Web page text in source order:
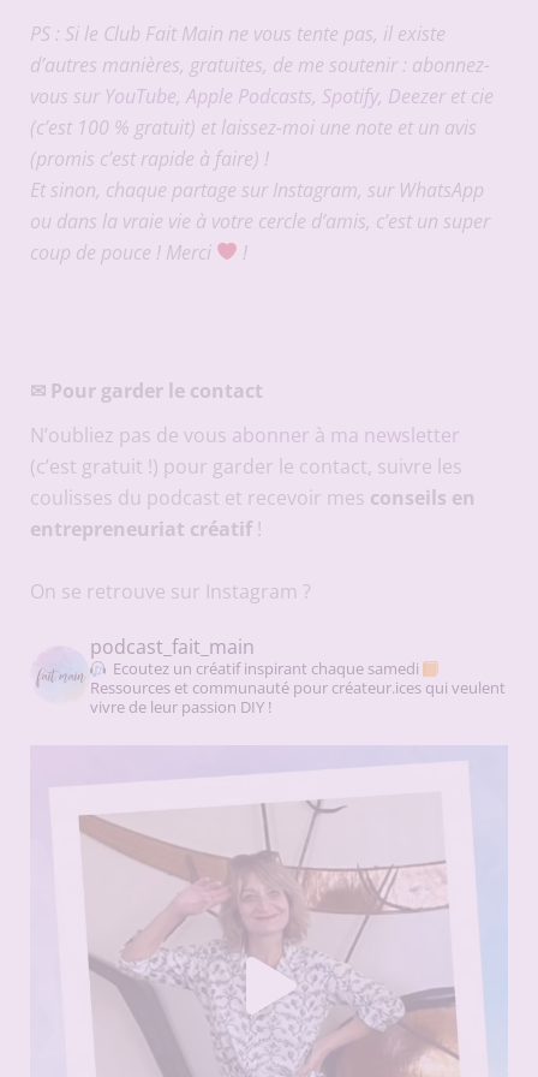
PS : Si le Club Fait Main ne vous tente pas, il existe
d’autres manières, gratuites, de me soutenir : abonnez-
vous sur YouTube, Apple Podcasts, Spotify, Deezeret cie
(c’est 100 % gratuit) et laissez-moi une note et un avis
(promis c’est rapide à faire) !
Et sinon, chaque partage sur Instagram, sur WhatsApp
ou dans la vraie vie à votre cercle d’amis, c’est un super
coup de pouce ! Merci
!
✉ Pour garder le contact
N’oubliez pas de vous abonner à ma newsletter
(c’est gratuit !) pour garder le contact, suivre les
coulisses du podcast et recevoir mes conseils en
entrepreneuriat créatif!
On se retrouve sur Instagram ?
podcast_fait_main
Ecoutez un créatif inspirant chaque samedi
Ressources et communauté pour créateur.ices qui veulent
vivre de leur passion DIY !